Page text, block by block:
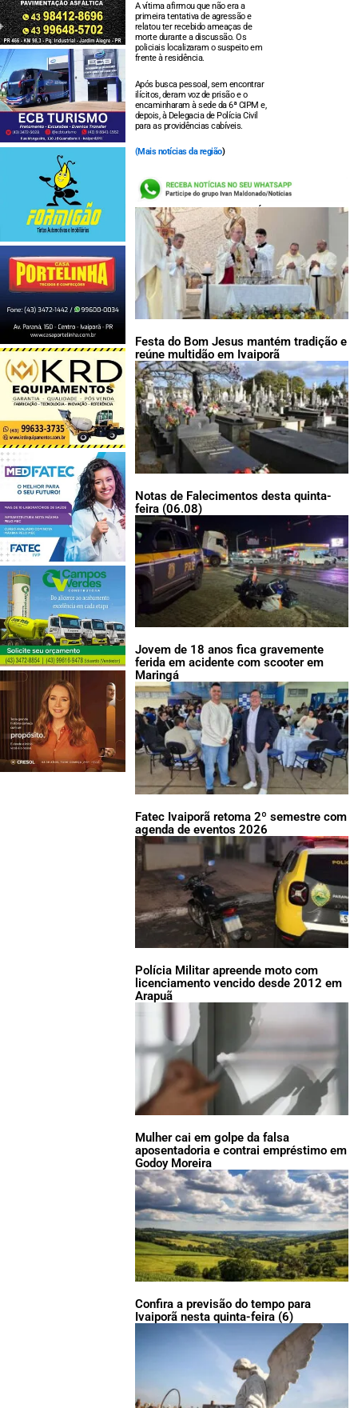
A vítima afirmou que não era a
primeira tentativa de agressão e
relatou ter recebido ameaças de
morte durante a discussão. Os
policiais localizaram o suspeito em
frente à residência.
Após busca pessoal, sem encontrar
ilícitos, deram voz de prisão e o
encaminharam à sede da 6ª CIPM e,
depois, à Delegacia de Polícia Civil
para as providências cabíveis.
(Mais notícias da região)
LEIA TAMBÉM:
Festa do Bom Jesus mantém tradição e
reúne multidão em Ivaiporã
Notas de Falecimentos desta quinta-
feira (06.08)
Jovem de 18 anos fica gravemente
ferida em acidente com scooter em
Maringá
Fatec Ivaiporã retoma 2º semestre com
agenda de eventos 2026
Polícia Militar apreende moto com
licenciamento vencido desde 2012 em
Arapuã
Mulher cai em golpe da falsa
aposentadoria e contrai empréstimo em
Godoy Moreira
Confira a previsão do tempo para
Ivaiporã nesta quinta-feira (6)